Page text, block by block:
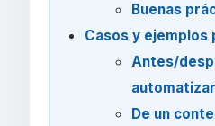
Buenas
Casos y ejemplos
Antes/
De un